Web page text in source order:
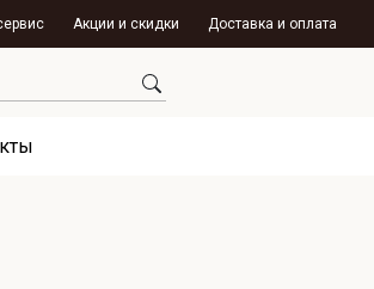
Акции и скидки Доставка и оплата